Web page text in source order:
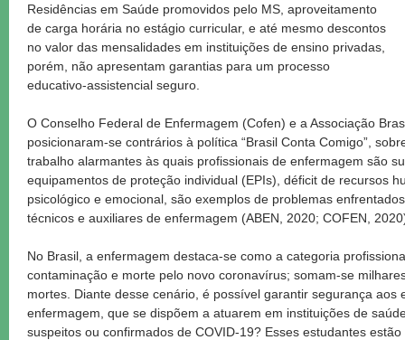
Residências em Saúde promovidos pelo MS, aproveitamento
de carga horária no estágio curricular, e até mesmo descontos
no valor das mensalidades em instituições de ensino privadas,
porém, não apresentam garantias para um processo
educativo-assistencial seguro.
O Conselho Federal de Enfermagem (Cofen) e a Associação
posicionaram-se contrários à política “Brasil Conta Comigo”,
trabalho alarmantes às quais profissionais de enfermagem são
equipamentos de proteção individual (EPIs), déficit de recursos
psicológico e emocional, são exemplos de problemas
técnicos e auxiliares de enfermagem (ABEN, 2020; COFEN,
No Brasil, a enfermagem destaca-se como a categoria
contaminação e morte pelo novo coronavírus; somam-se
mortes. Diante desse cenário, é possível garantir segurança aos
enfermagem, que se dispõem a atuarem em instituições de
suspeitos ou confirmados de COVID-19? Esses estudantes